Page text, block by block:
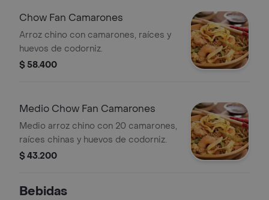
Chow Fan Camarones
Arroz chino con camarones, raíces y
huevos de codorniz.
$ 58.400
Medio Chow Fan Camarones
Medio arroz chino con 20 camarones,
raíces chinas y huevos de codorniz.
$ 43.200
Bebidas